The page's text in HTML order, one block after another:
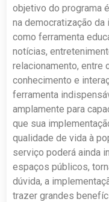
objetivo do programa
na democratização da
como ferramenta
notícias,
relacionamento, entre
conhecimento e
ferramenta
amplamente para
que sua
qualidade de vida à
serviço poderá ainda
espaços públicos,
dúvida, a
trazer grandes